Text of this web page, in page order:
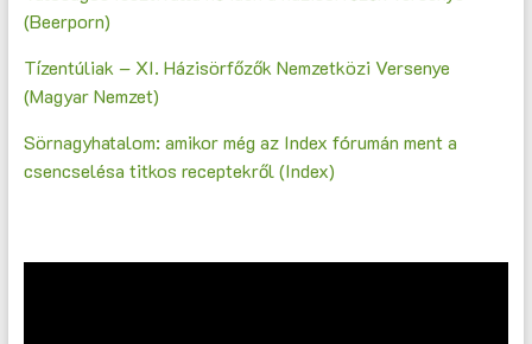
(Beerporn)
Tízentúliak – XI. Házisörfőzők Nemzetközi Versenye
(Magyar Nemzet)
Sörnagyhatalom: amikor még az Index fórumán ment a
csencselésa titkos receptekről (Index)